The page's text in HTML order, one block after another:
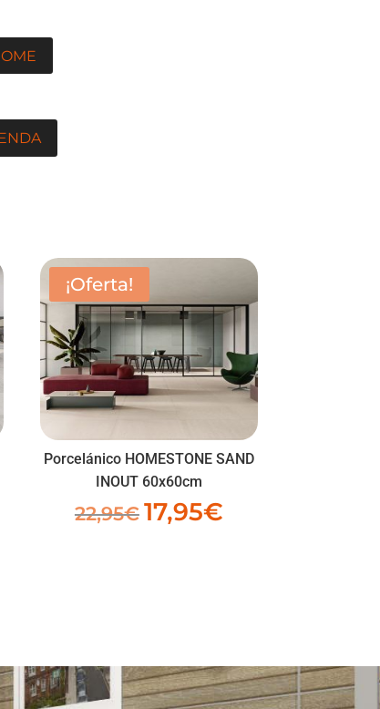
¡Oferta!
Porcelánico HOMESTONE SAND
INOUT 60x60cm
22,95€ El
17,95€El